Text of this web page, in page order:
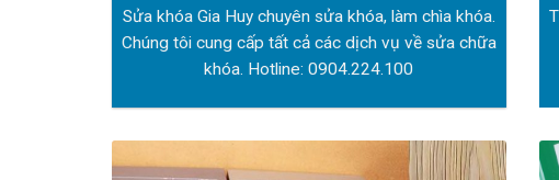
Sửa khóa Gia Huy chuyên sửa khóa, làm chìa khóa.
Chúng tôi cung cấp tất cả các dịch vụ về sửa chữa
khóa. Hotline:0904.224.100